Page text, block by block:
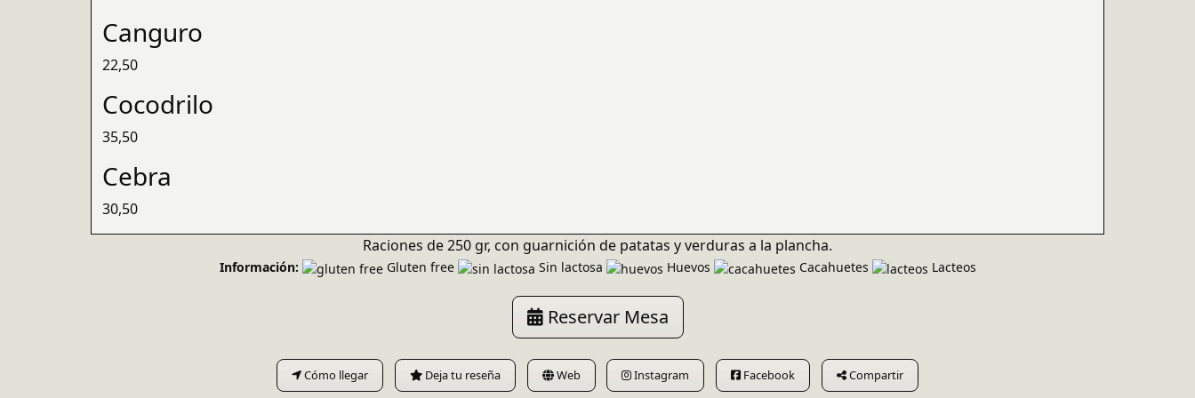
Canguro
22,50
Cocodrilo
35,50
Cebra
30,50
Raciones de 250 gr, con guarnición de patatas y verduras a la plancha.
Información: Gluten free Sin lactosa Huevos Cacahuetes Lacteos
Reservar Mesa
Cómo llegar Deja tu reseña Web Instagram Facebook Compartir